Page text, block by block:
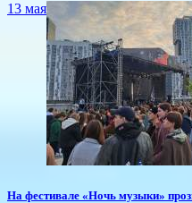
13 мая
На фестивале «Ночь музыки»